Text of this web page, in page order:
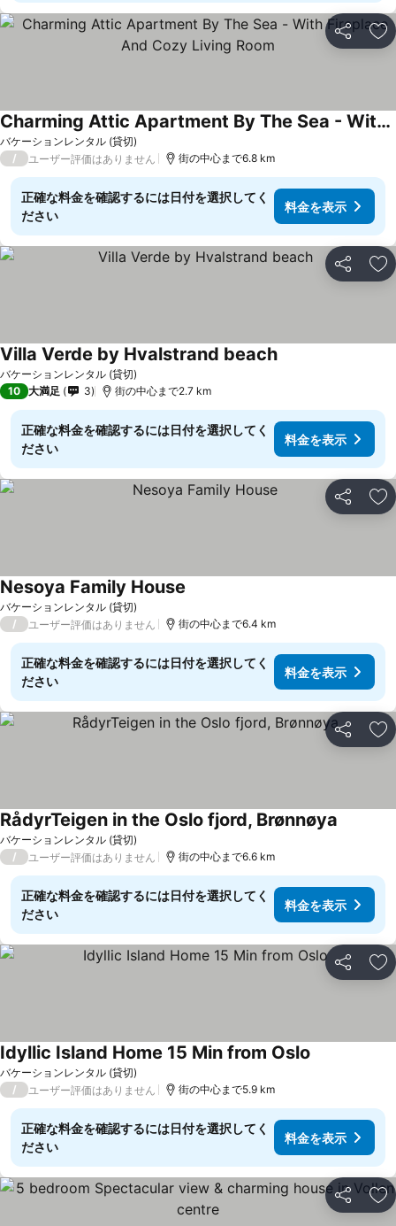
シェア お
バケーションレンタル (貸切)
Charming Attic Apartment By The Sea - With Fireplace And Cozy Living Room
/ ユーザー評価はありません 街の中心まで6.8 km
正確な料金を確認するには日付を選択してく
ださい
料金を表示
シェア お
バケーションレンタル (貸切)
Villa Verde by Hvalstrand beach
10 大満足 3 街の中心まで2.7 km
正確な料金を確認するには日付を選択してく
ださい
料金を表示
シェア お
バケーションレンタル (貸切)
Nesoya Family House
/ ユーザー評価はありません 街の中心まで6.4 km
正確な料金を確認するには日付を選択してく
ださい
料金を表示
シェア お
バケーションレンタル (貸切)
RådyrTeigen in the Oslo fjord, Brønnøya
/ ユーザー評価はありません 街の中心まで6.6 km
正確な料金を確認するには日付を選択してく
ださい
料金を表示
シェア お
バケーションレンタル (貸切)
Idyllic Island Home 15 Min from Oslo
/ ユーザー評価はありません 街の中心まで5.9 km
正確な料金を確認するには日付を選択してく
ださい
料金を表示
シェア お